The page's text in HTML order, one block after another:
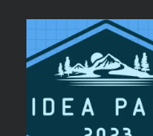
ideapark.quest